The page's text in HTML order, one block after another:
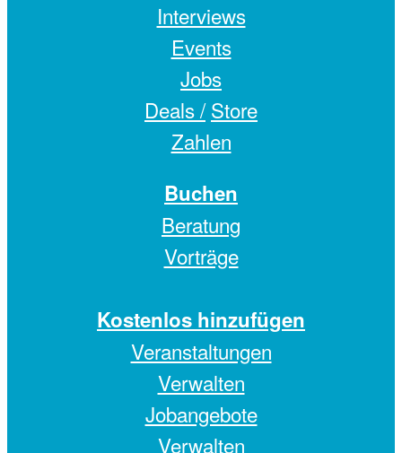
Interviews
Events
Jobs
Deals / Store
Zahlen
Buchen
Beratung
Vorträge
Kostenlos hinzufügen
Veranstaltungen
Verwalten
Jobangebote
Verwalten